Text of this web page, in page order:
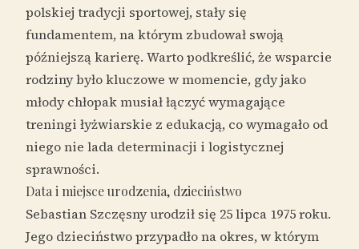
polskiej tradycji sportowej, stały się
fundamentem, na którym zbudował swoją
późniejszą karierę. Warto podkreślić, że wsparcie
rodziny było kluczowe w momencie, gdy jako
młody chłopak musiał łączyć wymagające
treningi łyżwiarskie z edukacją, co wymagało od
niego nie lada determinacji i logistycznej
sprawności.
Data i miejsce urodzenia, dzieciństwo
Sebastian Szczęsny urodził się 25 lipca 1975 roku.
Jego dzieciństwo przypadło na okres, w którym